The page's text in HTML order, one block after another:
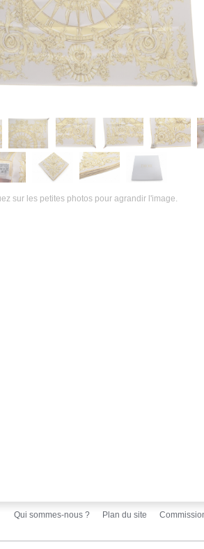
sur les petites photos pour agrandir l'image.
Qui sommes-nous ? Plan du site